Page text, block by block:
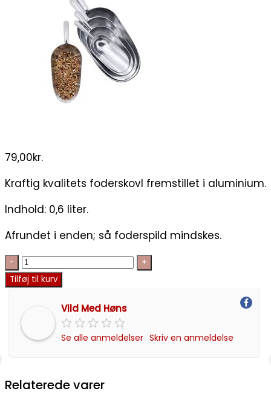
79,00kr.
Kraftig kvalitets foderskovl fremstillet i aluminium.
Indhold: 0,6 liter.
Afrundet i enden; så foderspild mindskes.
Tilføj til kurv
Vild Med Høns
Se alle anmeldelser Skriv en anmeldelse
Relaterede varer